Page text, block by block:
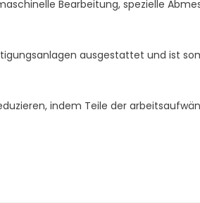
Bearbeitung, spezielle
ausgestattet und ist
indem Teile der